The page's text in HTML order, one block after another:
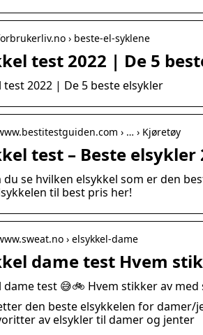
› beste-el-syklene
test 2022 | De 5
test 2022 | De 5 beste elsykler
› … › Kjøretøy
test – Beste elsykler
du se hvilken elsykkel som er den
til best pris her!
› elsykkel-dame
dame test Hvem
dame test 😅🚲 Hvem stikker av med
den beste elsykkelen for
av elsykler til damer og jenter